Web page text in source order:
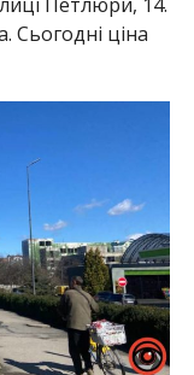
Сьогодні ціна